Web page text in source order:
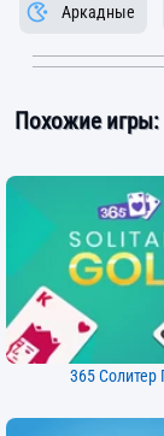
Аркадные
Похожие игры:
365 Солитер